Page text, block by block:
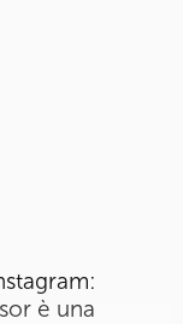
è una